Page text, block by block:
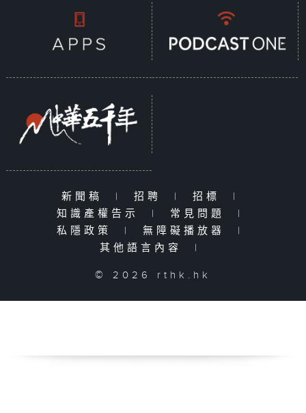
新聞稿 | 招聘 | 招標
|
知識產權告示
| 常見問題
|
私隱政策
| 無障礙播放器
|
其他語言內容
|
© 2026 rthk.hk